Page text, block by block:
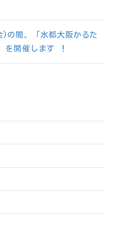
の間、「水都大阪かるた
を開催します ！